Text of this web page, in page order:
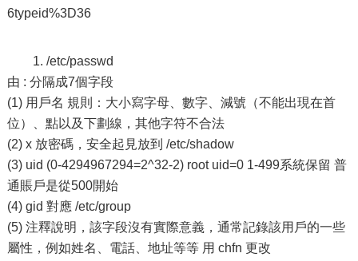
6typeid%3D36
1. /etc/passwd
由 : 分隔成7個字段
(1) 用戶名 規則：大小寫字母、數字、減號（不能出現在首
位）、點以及下劃線，其他字符不合法
(2) x 放密碼，安全起見放到 /etc/shadow
(3) uid (0-4294967294=2^32-2) root uid=0 1-499系統保留 普
通賬戶是從500開始
(4) gid 對應 /etc/group
(5) 注釋說明，該字段沒有實際意義，通常記錄該用戶的一些
屬性，例如姓名、電話、地址等等 用 chfn 更改